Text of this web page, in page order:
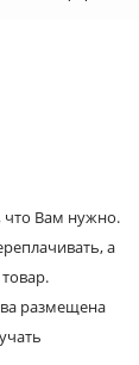
что Вам нужно.
а
размещена